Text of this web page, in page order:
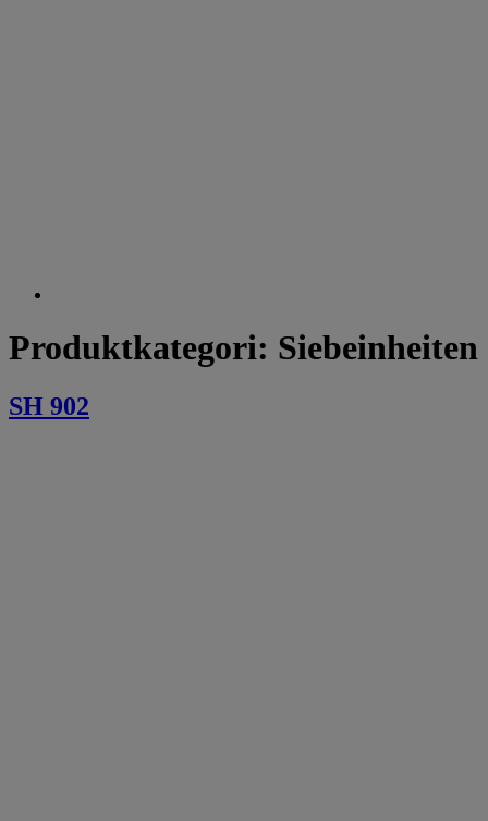
Produktkategori: Siebeinheiten
SH 902